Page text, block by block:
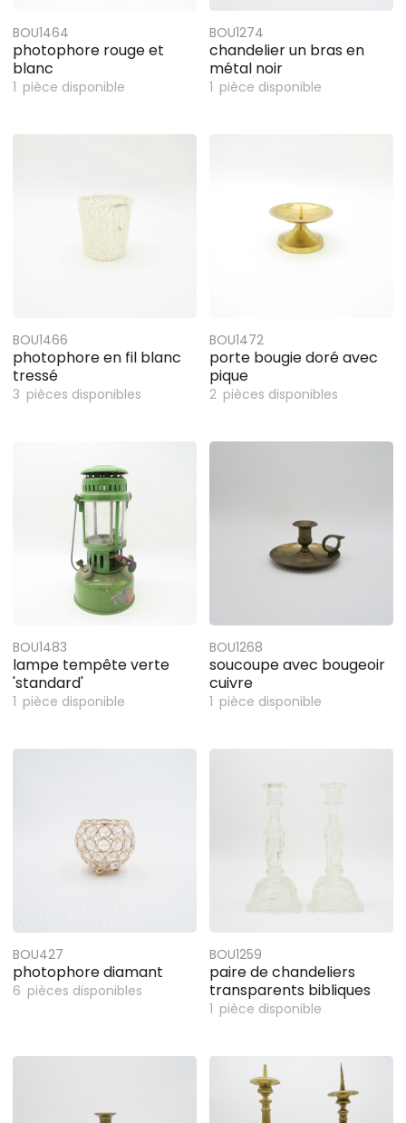
BOU1464
photophore rouge et
blanc
1 pièce disponible
BOU1274
chandelier un bras en
métal noir
1 pièce disponible
BOU1466
photophore en fil blanc
tressé
3 pièces disponibles
BOU1472
porte bougie doré avec
pique
2 pièces disponibles
BOU1483
lampe tempête verte
'standard'
1 pièce disponible
BOU1268
soucoupe avec bougeoir
cuivre
1 pièce disponible
BOU427
photophore diamant
6 pièces disponibles
BOU1259
paire de chandeliers
transparents bibliques
1 pièce disponible